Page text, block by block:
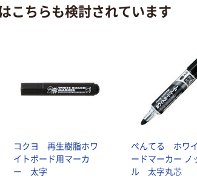
こちらも検討されています
コクヨ 再生樹脂ホワ
イトボード用マーカ
ー 太字
ぺんてる ホワ
ードマーカー ノ
ル 太字丸芯